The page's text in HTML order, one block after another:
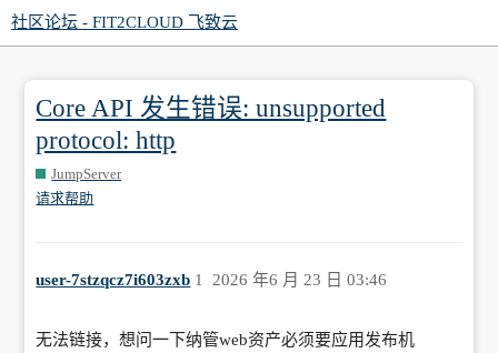
社区论坛 - FIT2CLOUD 飞致云
Core API 发生错误: unsupported
protocol: http
JumpServer
请求帮助
user-7stzqcz7i603zxb 2026 年6 月 23 日 03:46
1
无法链接，想问一下纳管web资产必须要应用发布机